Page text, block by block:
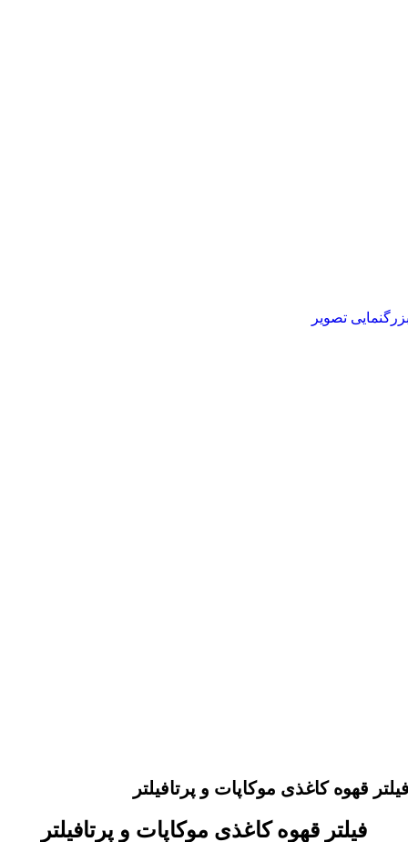
تصویر
قهوه کاغذی موکاپات و پرتافیلتر
فیلتر قهوه کاغذی موکاپات و پرتافیلتر